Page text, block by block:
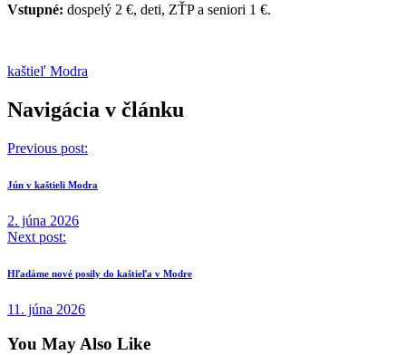
Vstupné: dospelý 2 €, deti, ZŤP a seniori 1 €.
kaštieľ Modra
Navigácia v článku
Previous post:
Jún v kaštieli Modra
2. júna 2026
Next post:
Hľadáme nové posily do kaštieľa v Modre
11. júna 2026
You May Also Like